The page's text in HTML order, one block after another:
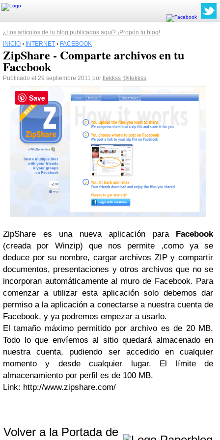
¿Los artículos de tu blog publicados aquí? ¡Propón tu blog!
INICIO › INTERNET › FACEBOOK
ZipShare - Comparte archivos en tu
Facebook
Publicado el 29 septiembre 2011 por Itekkss @itekkss
ZipShare es una nueva aplicación para Facebook
(creada por Winzip) que nos permite ,como ya se
deduce por su nombre, cargar archivos ZIP y compartir
documentos, presentaciones y otros archivos que no se
incorporan automáticamente al muro de Facebook. Para
comenzar a utilizar esta aplicación solo debemos dar
permiso a la aplicación a conectarse a nuestra cuenta de
Facebook, y ya podremos empezar a usarlo.
El tamaño máximo permitido por archivo es de 20 MB.
Todo lo que envíemos al sitio quedará almacenado en
nuestra cuenta, pudiendo ser accedido en cualquier
momento y desde cualquier lugar. El límite de
almacenamiento por perfil es de 100 MB.
Link: http://www.zipshare.com/
Volver a la Portada de
Save